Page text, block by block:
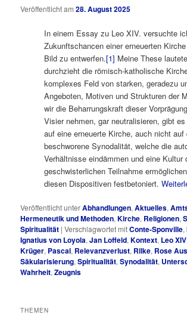
Veröffentlicht am28. August 2025
In einem Essay zu Leo XIV. versuchte
Zukunftschancen einer erneuerten
Bild zu entwerfen.[1] Meine These
durchzieht die römisch-katholische
komplexes Feld von starken, geradezu
Angeboten, Motiven und Strukturen der
wir die Beharrungskraft dieser
Visier nehmen, gar neutralisieren, gibt
auf eine erneuerte Kirche, auch nicht
beschworene Synodalität, welche die
Verhältnisse eindämmen und eine Kultur
geschwisterlichen Teilnahme
diesen Dispositiven festbetoniert.
Veröffentlicht unterAbhandlungen,Aktuelles,
Hermeneutik und Methoden,Kirche, Religionen,
Spiritualität |Verschlagwortet mitConte-Sponville,
Ignatius von Loyola,Jan Loffeld,Kontext, Leo XIV
Krüger, Pascal, Relevanzverlust, Rilke, Rose
Säkularisierung,Spiritualität,Synodalität,
Wahrheit,Zeugnis
THEMEN